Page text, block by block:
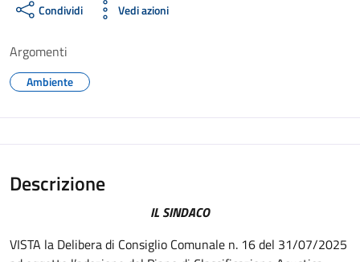
Condividi Vedi azioni
Argomenti
Ambiente
Descrizione
IL SINDACO
VISTA la Delibera di Consiglio Comunale n. 16 del 31/07/2025